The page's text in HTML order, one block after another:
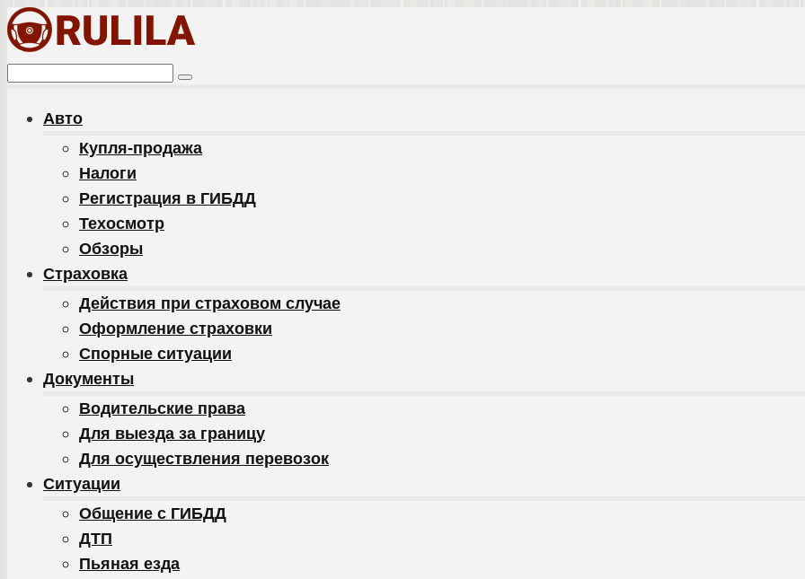
Перейти
к
контенту
Поиск:
Авто
Купля-продажа
Налоги
Регистрация в ГИБДД
Техосмотр
Обзоры
Cтраховка
Действия при страховом случае
Оформление страховки
Спорные ситуации
Документы
Водительские права
Для выезда за границу
Для осуществления перевозок
Ситуации
Общение с ГИБДД
ДТП
Пьяная езда